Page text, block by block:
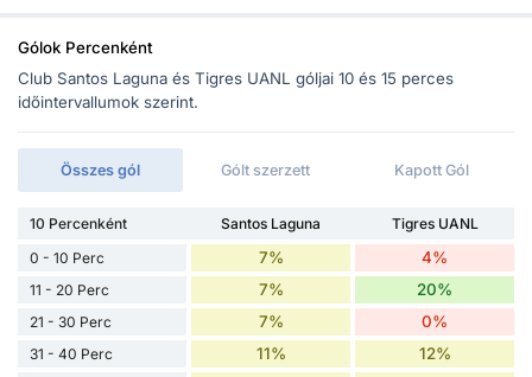
Gólok Percenként
Club Santos Laguna és Tigres UANL góljai 10 és 15 perces
időintervallumok szerint.
Összes gól Gólt szerzett Kapott Gól
10 Percenként Santos Laguna
Tigres UANL
0 - 10 Perc
7% 4%
11 - 20 Perc 7% 20%
21 - 30 Perc 7% 0%
31 - 40 Perc 11% 12%